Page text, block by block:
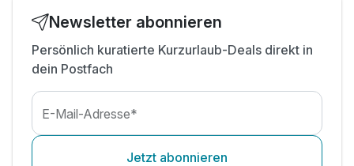
Newsletter abonnieren
Persönlich kuratierte Kurzurlaub-Deals direkt in
dein Postfach
E-Mail-Adresse*
Jetzt abonnieren